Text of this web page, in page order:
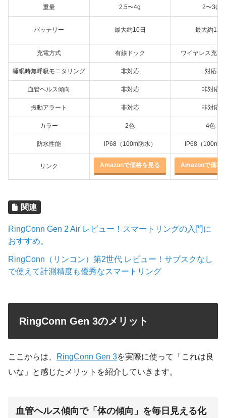
重量 2.5〜4g 2〜3g
バッテリー 最大約10日 最大約12日
充電方式 有線ドック ワイヤレス充電
睡眠時無呼吸モニタリング 非対応 対応
血管ヘルス傾向 非対応 非対応
振動アラート 非対応 非対応
カラー 2色 4色
防水性能 IP68（100m防水） IP68（100m
リンク Amazonで価格を見る Amazonで価格
関連
RingConn Gen 2 Air レビュー！スマートリングの入門に
おすすめ。
RingConn（リンコン）第2世代 レビュー！サブスクなし
で使えて計測精度も優秀なスマートリング
RingConn Gen 3のメリット
ここからは、 RingConn Gen 3を実際に使って「これは良
いな」と感じたメリットを紹介していきます。
血管ヘルス傾向で「体の傾向」を毎日見える化